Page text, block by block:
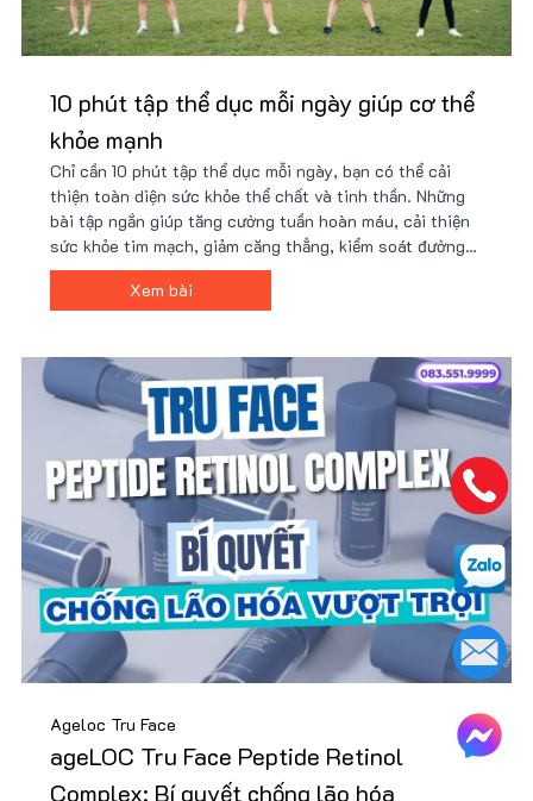
10 phút tập thể dục mỗi ngày giúp cơ thể
khỏe mạnh
Chỉ cần 10 phút tập thể dục mỗi ngày, bạn có thể cải
thiện toàn diện sức khỏe thể chất và tinh thần. Những
bài tập ngắn giúp tăng cường tuần hoàn máu, cải thiện
sức khỏe tim mạch, giảm căng thẳng, kiểm soát đường
huyết, hỗ trợ giảm cân, tăng cường hệ miễn dịch và
nâng cao năng suất làm việc.
Xem bài
Ageloc Tru Face
ageLOC Tru Face Peptide Retinol
Complex: Bí quyết chống lão hóa